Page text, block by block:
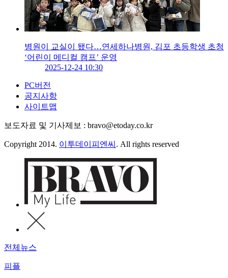
병원이 교실이 됐다…연세하나병원, 김포 초등학생 초청
‘어린이 메디컬 캠프’ 운영
2025-12-24 10:30
PC버전
공지사항
사이트맵
보도자료 및 기사제보 : bravo@etoday.co.kr
Copyright 2014. 이투데이피엔씨 . All rights reserved
전체뉴스
피플